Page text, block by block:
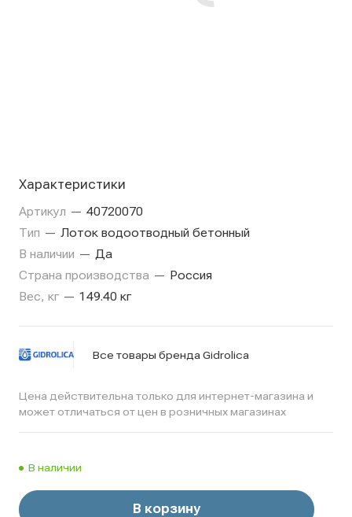
Характеристики
Артикул — 40720070
Тип — Лоток водоотводный бетонный
В наличии — Да
Страна производства — Россия
Вес, кг — 149.40 кг
Все товары бренда Gidrolica
Цена действительна только для интернет-магазина и
может отличаться от цен в розничных магазинах
В наличии
В корзину